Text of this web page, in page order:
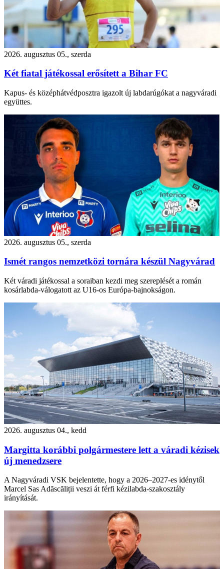
2026. augusztus 05., szerda
Két fiatal játékossal erősített a Bihar FC
Kapus- és középhátvédposztra igazolt új labdarúgókat a nagyváradi
együttes.
2026. augusztus 05., szerda
Ismét rangos nemzetközi tornára készül Nagyvárad
Két váradi játékossal a soraiban kezdi meg szereplését a román
kosárlabda-válogatott az U16-os Európa-bajnokságon.
2026. augusztus 04., kedd
Margitta korábbi polgármestere lett a váradi kézisek
új menedzsere
A Nagyváradi VSK bejelentette, hogy a 2026–2027-es idénytől
Marcel Sas Adăscăliții veszi át férfi kézilabda-szakosztály
irányítását.